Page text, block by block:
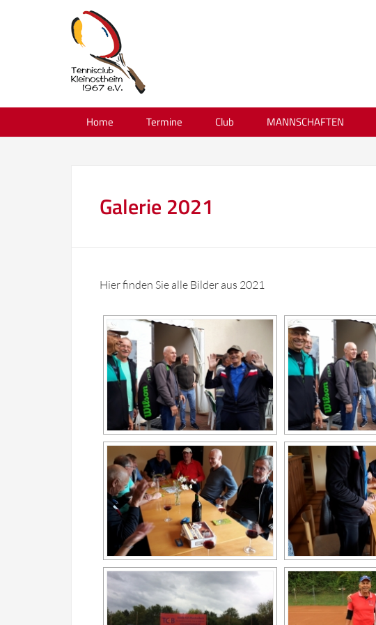
Home Termine Club MANNSCHAFTEN
Galerie 2021
Hier finden Sie alle Bilder aus 2021